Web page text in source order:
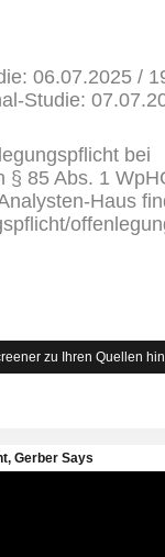
06.07.2025 /
Studie:
bei
85 Abs. 1
Haus
zu Ihren Quellen